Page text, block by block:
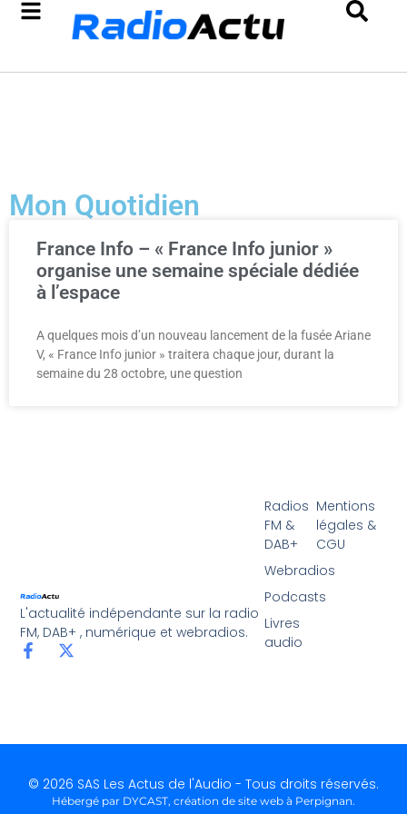
Mon Quotidien
France Info – « France Info junior »
organise une semaine spéciale dédiée
à l’espace
A quelques mois d’un nouveau lancement de la fusée Ariane
V, « France Info junior » traitera chaque jour, durant la
semaine du 28 octobre, une question
L'actualité indépendante sur la radio
FM, DAB+ , numérique et webradios.
Radios
FM &
DAB+
Webradios
Podcasts
Livres
audio
Mentions
légales &
CGU
© 2026 SAS Les Actus de l'Audio - Tous droits réservés.
Hébergé par DYCAST, création de site web à Perpignan.